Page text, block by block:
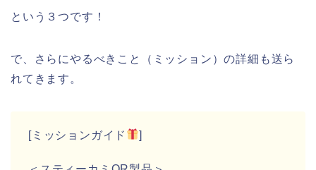
という３つです！
で、さらにやるべきこと（ミッション）の詳細も送ら
れてきます。
[ミッションガイド ]